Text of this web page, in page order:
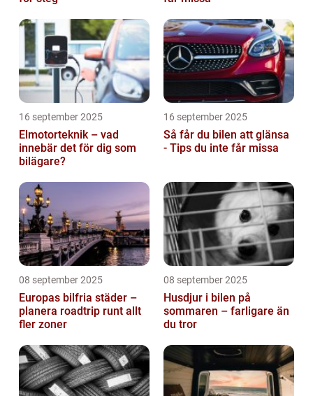
16 september 2025
Elmotorteknik – vad
innebär det för dig som
bilägare?
16 september 2025
Så får du bilen att glänsa
- Tips du inte får missa
08 september 2025
Europas bilfria städer –
planera roadtrip runt allt
fler zoner
08 september 2025
Husdjur i bilen på
sommaren – farligare än
du tror